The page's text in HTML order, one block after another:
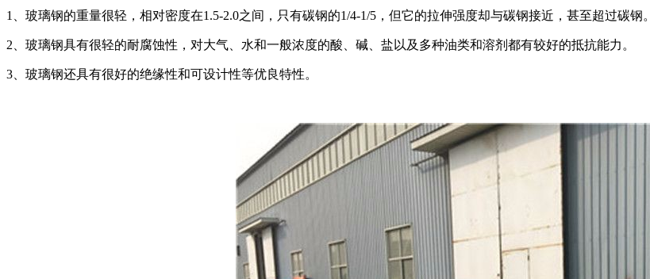
1、玻璃钢的重量很轻，相对密度在1.5-2.0之间，只有碳钢的1/4-1/5，但它的拉伸强度却与碳钢接近，甚至超过碳钢。
2、玻璃钢具有很轻的耐腐蚀性，对大气、水和一般浓度的酸、碱、盐以及多种油类和溶剂都有较好的抵抗能力。
3、玻璃钢还具有很好的绝缘性和可设计性等优良特性。